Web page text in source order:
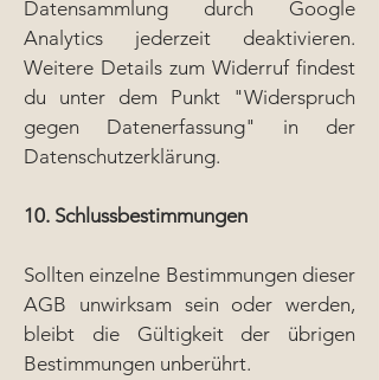
Datensammlung durch Google
Analytics jederzeit deaktivieren.
Weitere Details zum Widerruf findest
du unter dem Punkt "Widerspruch
gegen Datenerfassung" in der
Datenschutzerklärung.
10. Schlussbestimmungen
Sollten einzelne Bestimmungen dieser
AGB unwirksam sein oder werden,
bleibt die Gültigkeit der übrigen
Bestimmungen unberührt.